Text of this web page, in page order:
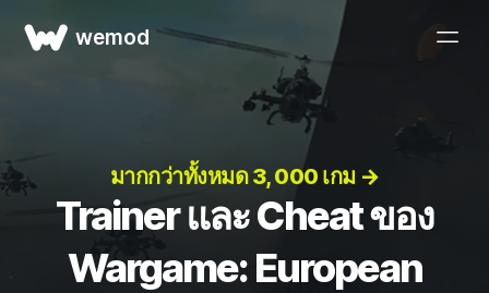
wemod
มากกว่าทั้งหมด 3, 000 เกม →
Trainer และ Cheat ของ
Wargame: European